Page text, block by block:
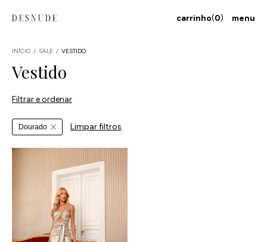
menu
carrinho(0)
INÍCIO / SALE / VESTIDO
Vestido
Filtrar e ordenar
Dourado Limpar filtros